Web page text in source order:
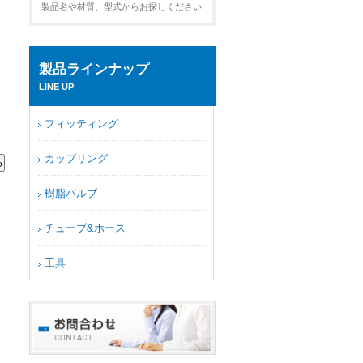
製品名や材質、型式からお探しください
製品ラインナップ
LINE UP
フィッティング
カップリング
樹脂バルブ
チューブ&ホース
工具